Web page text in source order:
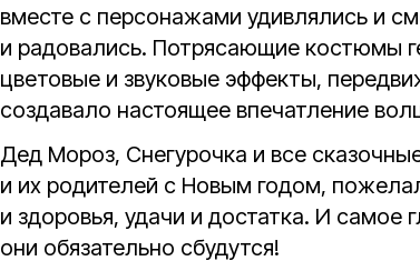
вместе с персонажами удивлялись и
и радовались. Потрясающие костюмы
цветовые и звуковые эффекты,
создавало настоящее впечатление
Дед Мороз, Снегурочка и все
и их родителей с Новым годом,
и здоровья, удачи и достатка. И самое
они обязательно сбудутся!